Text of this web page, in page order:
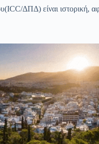
ΔΠΔ) είναι ιστορική,